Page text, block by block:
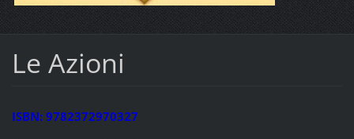
Le Azioni
ISBN: 9782372970327